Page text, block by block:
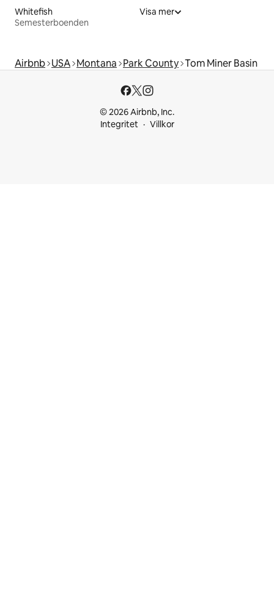
Whitefish
Semesterboenden
Visa mer
Airbnb USA Montana Park County Tom Miner Basin
© 2026 Airbnb, Inc.
Integritet
Villkor